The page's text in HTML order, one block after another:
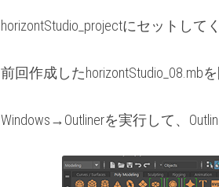
horizontStudio_projectにセットして
前回作成したhorizontStudio_08.mb
Windows→Outlinerを実行して、